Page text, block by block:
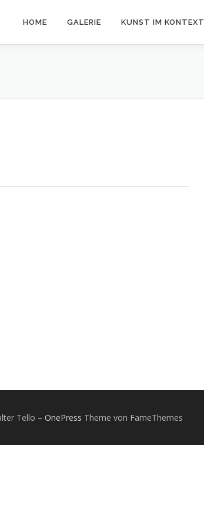
HOME GALERIE KUNST IM KONTEXT
Tello – OnePress Theme von FameThemes